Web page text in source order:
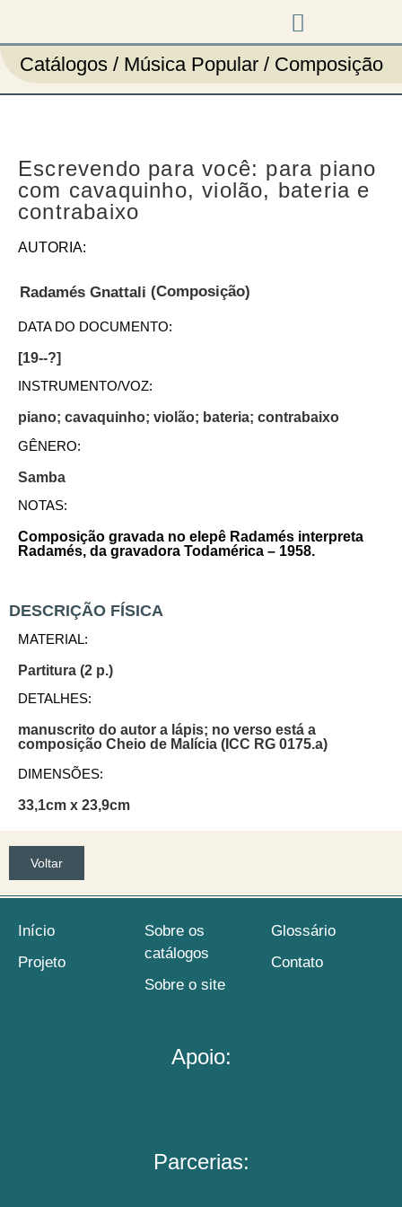
Catálogos / Música Popular / Composição
Escrevendo para você: para piano
com cavaquinho, violão, bateria e
contrabaixo
AUTORIA:
Radamés Gnattali (Composição)
DATA DO DOCUMENTO:
[19--?]
INSTRUMENTO/VOZ:
piano; cavaquinho; violão; bateria; contrabaixo
GÊNERO:
Samba
NOTAS:
Composição gravada no elepê Radamés interpreta
Radamés, da gravadora Todamérica – 1958.
DESCRIÇÃO FÍSICA
MATERIAL:
Partitura (2 p.)
DETALHES:
manuscrito do autor a lápis; no verso está a
composição Cheio de Malícia (ICC RG 0175.a)
DIMENSÕES:
33,1cm x 23,9cm
Voltar
Início
Projeto
Sobre os
catálogos
Sobre o site
Glossário
Contato
Apoio:
Parcerias: